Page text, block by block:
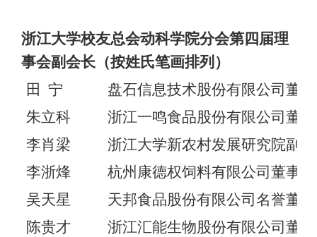
浙江大学校友总会动科学院分会第四届理
事会副会长（按姓氏笔画排列）
田 宁
盘石信息技术股份有限公司董
朱立科
浙江一鸣食品股份有限公司董
李肖梁
浙江大学新农村发展研究院副
李浙烽
杭州康德权饲料有限公司董事长
吴天星
天邦食品股份有限公司名誉董
陈贵才
浙江汇能生物股份有限公司董